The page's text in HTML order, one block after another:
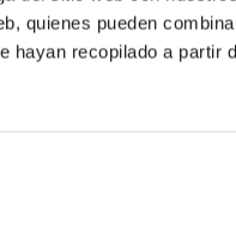
quienes pueden
hayan recopilado a partir
todo?